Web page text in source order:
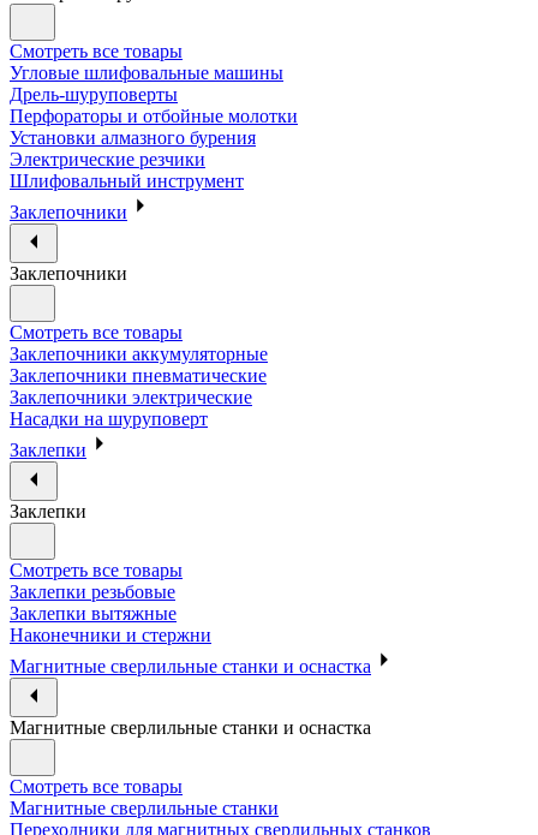
Смотреть все товары
Угловые шлифовальные машины
Дрель-шуруповерты
Перфораторы и отбойные молотки
Установки алмазного бурения
Электрические резчики
Шлифовальный инструмент
Заклепочники
Заклепочники
Смотреть все товары
Заклепочники аккумуляторные
Заклепочники пневматические
Заклепочники электрические
Насадки на шуруповерт
Заклепки
Заклепки
Смотреть все товары
Заклепки резьбовые
Заклепки вытяжные
Наконечники и стержни
Магнитные сверлильные станки и оснастка
Магнитные сверлильные станки и оснастка
Смотреть все товары
Магнитные сверлильные станки
Переходники для магнитных сверлильных станков